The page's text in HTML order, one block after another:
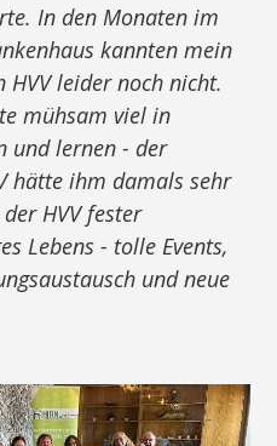
In den Monaten im
kannten mein
HVV leider noch nicht.
mühsam viel in
und lernen - der
hätte ihm damals sehr
HVV fester
Lebens - tolle Events,
und neue